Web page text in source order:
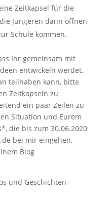
Zeitkapsel für die
Jüngeren dann öffnen
Schule kommen.
Ihr gemeinsam mit
entwickeln werdet.
teilhaben kann, bitte
Zeitkapseln zu
ein paar Zeilen zu
Situation und Eurem
die bis zum 30.06.2020
bei mir eingehen,
Blog
und Geschichten